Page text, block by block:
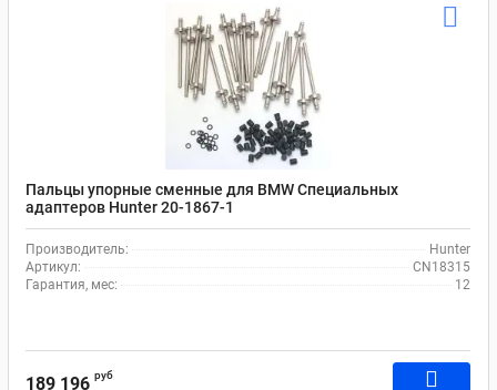
Пальцы упорные сменные для BMW Специальных
адаптеров Hunter 20-1867-1
Производитель:
Hunter
Артикул:
CN18315
Гарантия, мес:
12
189 196 руб